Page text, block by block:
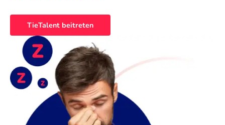
TieTalent beitreten